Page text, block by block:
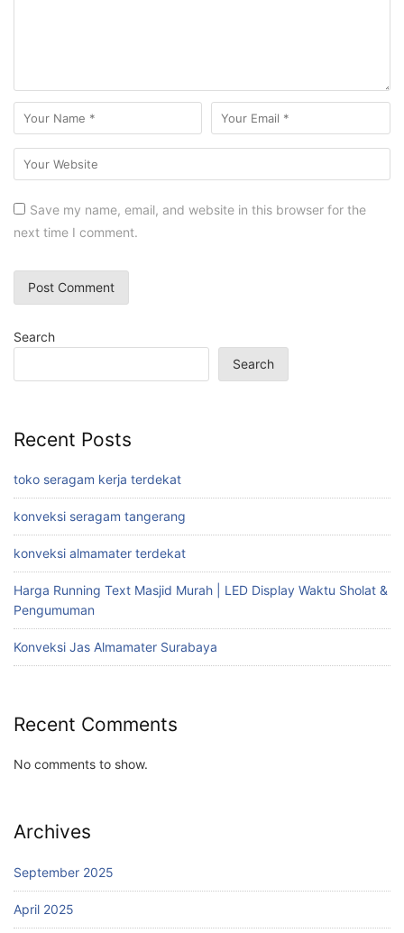
Save my name, email, and website in this browser for the
next time I comment.
Search
Search
Recent Posts
toko seragam kerja terdekat
konveksi seragam tangerang
konveksi almamater terdekat
Harga Running Text Masjid Murah | LED Display Waktu Sholat &
Pengumuman
Konveksi Jas Almamater Surabaya
Recent Comments
No comments to show.
Archives
September 2025
April 2025